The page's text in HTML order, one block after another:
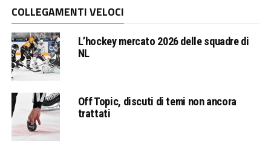
COLLEGAMENTI VELOCI
L’hockey mercato 2026 delle squadre di
NL
Off Topic, discuti di temi non ancora
trattati